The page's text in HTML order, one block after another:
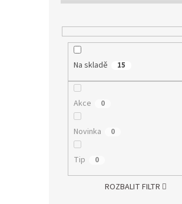
Na skladě 15
Akce 0
Novinka 0
Tip 0
ROZBALIT FILTR